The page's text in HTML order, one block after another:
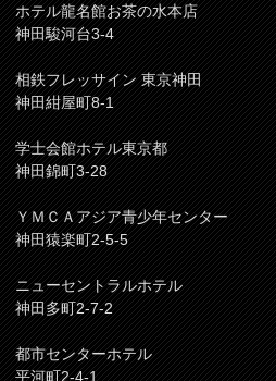
ホテル龍名館お茶の水本店
神田駿河台3-4
相鉄フレッサイン 東京神田
神田紺屋町8-1
学士会館ホテル東京都
神田錦町3-28
ＹＭＣＡアジア青少年センター
神田猿楽町2-5-5
ニューセントラルホテル
神田多町2-7-2
都市センターホテル
平河町2-4-1